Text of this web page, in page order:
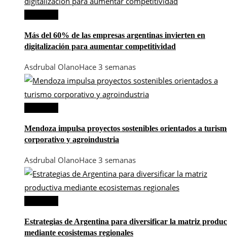
Más del 60% de las empresas argentinas invierten en
digitalización para aumentar competitividad
Asdrubal OlanoHace 3 semanas
Mendoza impulsa proyectos sostenibles orientados a
corporativo y agroindustria
Asdrubal OlanoHace 3 semanas
Estrategias de Argentina para diversificar la matriz
mediante ecosistemas regionales